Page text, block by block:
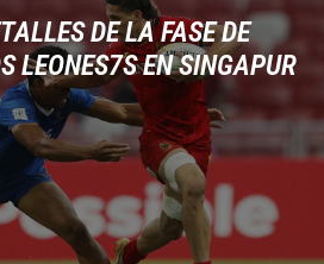
DE LA FASE DE
LEONES7S EN SINGAPUR